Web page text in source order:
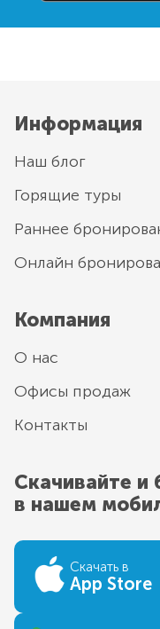
Информация
Наш блог
Горящие туры
Раннее
Онлайн
Компания
О нас
Офисы продаж
Контакты
Скачивайте и
в нашем
Скачать в
App Store